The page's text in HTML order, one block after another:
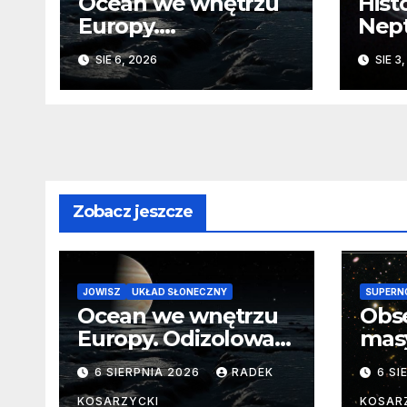
Europy.
Odizolowani przez
lodową barierę
SIE 6, 2026 SIE
Zobacz jeszcze
JOWISZ UKŁAD SŁONECZNY
Ocean we wnętrzu
Europy. Odizolowani
przez lodową
barierę
6 SIERPNIA 2026 RADEK
KOSARZYCKI
od
6